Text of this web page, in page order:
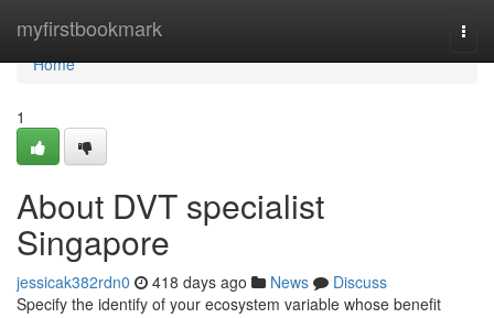
myfirstbookmark
Home
Home
1
About DVT specialist
Singapore
jessicak382rdn0 418 days ago News
Discuss
Specify the identify of your ecosystem variable whose benefit